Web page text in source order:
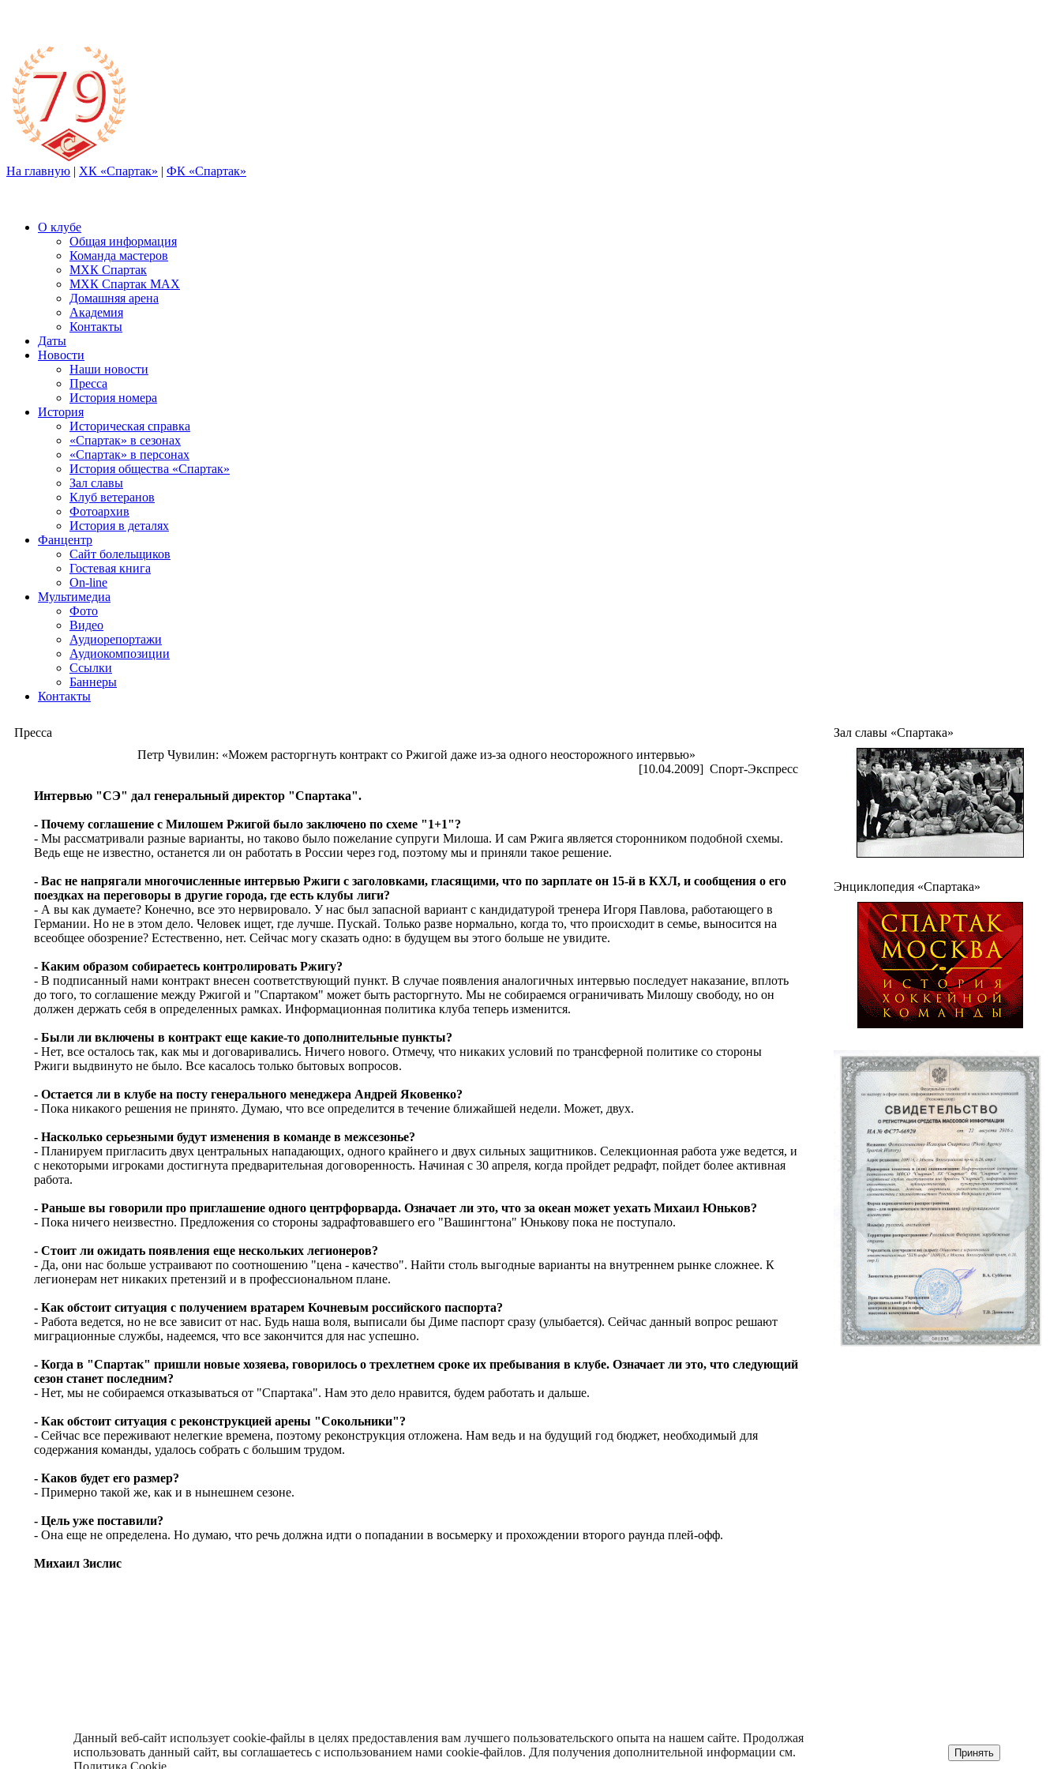
На главную | ХК «Спартак» | ФК «Спартак»
О клубе
Общая информация
Команда мастеров
МХК Спартак
МХК Спартак МАХ
Домашняя арена
Академия
Контакты
Даты
Новости
Наши новости
Пресса
История номера
История
Историческая справка
«Спартак» в сезонах
«Спартак» в персонах
История общества «Спартак»
Зал славы
Клуб ветеранов
Фотоархив
История в деталях
Фанцентр
Сайт болельщиков
Гостевая книга
On-line
Мультимедиа
Фото
Видео
Аудиорепортажи
Аудиокомпозиции
Ссылки
Баннеры
Контакты
Пресса
Петр Чувилин: «Можем расторгнуть контракт со Ржигой даже из-за одного неосторожного интервью»
[10.04.2009] Спорт-Экспресс
Интервью "СЭ" дал генеральный директор "Спартака".
- Почему соглашение с Милошем Ржигой было заключено по схеме "1+1"?
- Мы рассматривали разные варианты, но таково было пожелание супруги Милоша. И сам Ржига является сторонником подобной схемы.
Ведь еще не известно, останется ли он работать в России через год, поэтому мы и приняли такое решение.
- Вас не напрягали многочисленные интервью Ржиги с заголовками, гласящими, что по зарплате он 15-й в КХЛ, и сообщения о его
поездках на переговоры в другие города, где есть клубы лиги?
- А вы как думаете? Конечно, все это нервировало. У нас был запасной вариант с кандидатурой тренера Игоря Павлова, работающего в
Германии. Но не в этом дело. Человек ищет, где лучше. Пускай. Только разве нормально, когда то, что происходит в семье, выносится на
всеобщее обозрение? Естественно, нет. Сейчас могу сказать одно: в будущем вы этого больше не увидите.
- Каким образом собираетесь контролировать Ржигу?
- В подписанный нами контракт внесен соответствующий пункт. В случае появления аналогичных интервью последует наказание, вплоть
до того, то соглашение между Ржигой и "Спартаком" может быть расторгнуто. Мы не собираемся ограничивать Милошу свободу, но он
должен держать себя в определенных рамках. Информационная политика клуба теперь изменится.
- Были ли включены в контракт еще какие-то дополнительные пункты?
- Нет, все осталось так, как мы и договаривались. Ничего нового. Отмечу, что никаких условий по трансферной политике со стороны
Ржиги выдвинуто не было. Все касалось только бытовых вопросов.
- Остается ли в клубе на посту генерального менеджера Андрей Яковенко?
- Пока никакого решения не принято. Думаю, что все определится в течение ближайшей недели. Может, двух.
- Насколько серьезными будут изменения в команде в межсезонье?
- Планируем пригласить двух центральных нападающих, одного крайнего и двух сильных защитников. Селекционная работа уже ведется, и
с некоторыми игроками достигнута предварительная договоренность. Начиная с 30 апреля, когда пройдет редрафт, пойдет более активная
работа.
- Раньше вы говорили про приглашение одного центрфорварда. Означает ли это, что за океан может уехать Михаил Юньков?
- Пока ничего неизвестно. Предложения со стороны задрафтовавшего его "Вашингтона" Юнькову пока не поступало.
- Стоит ли ожидать появления еще нескольких легионеров?
- Да, они нас больше устраивают по соотношению "цена - качество". Найти столь выгодные варианты на внутреннем рынке сложнее. К
легионерам нет никаких претензий и в профессиональном плане.
- Как обстоит ситуация с получением вратарем Кочневым российского паспорта?
- Работа ведется, но не все зависит от нас. Будь наша воля, выписали бы Диме паспорт сразу (улыбается). Сейчас данный вопрос решают
миграционные службы, надеемся, что все закончится для нас успешно.
- Когда в "Спартак" пришли новые хозяева, говорилось о трехлетнем сроке их пребывания в клубе. Означает ли это, что следующий
сезон станет последним?
- Нет, мы не собираемся отказываться от "Спартака". Нам это дело нравится, будем работать и дальше.
- Как обстоит ситуация с реконструкцией арены "Сокольники"?
- Сейчас все переживают нелегкие времена, поэтому реконструкция отложена. Нам ведь и на будущий год бюджет, необходимый для
содержания команды, удалось собрать с большим трудом.
- Каков будет его размер?
- Примерно такой же, как и в нынешнем сезоне.
- Цель уже поставили?
- Она еще не определена. Но думаю, что речь должна идти о попадании в восьмерку и прохождении второго раунда плей-офф.
Михаил Зислис
Зал славы «Спартака»
Энциклопедия «Спартака»
МФСО «Спартак» рассматриваются как нарушение прав собственности в соответствии с действующим законодательством. Использование иных
материалов и новостей с сайта и сателлитных проектов допускается только при наличии прямой ссылки на сайт spartak-history.ru. При использовании
Данный веб-сайт использует cookie-файлы в целях предоставления вам лучшего пользовательского опыта на нашем сайте. Продолжая
использовать данный сайт, вы соглашаетесь с использованием нами cookie-файлов. Для получения дополнительной информации см.
Политика Cookie
Принять